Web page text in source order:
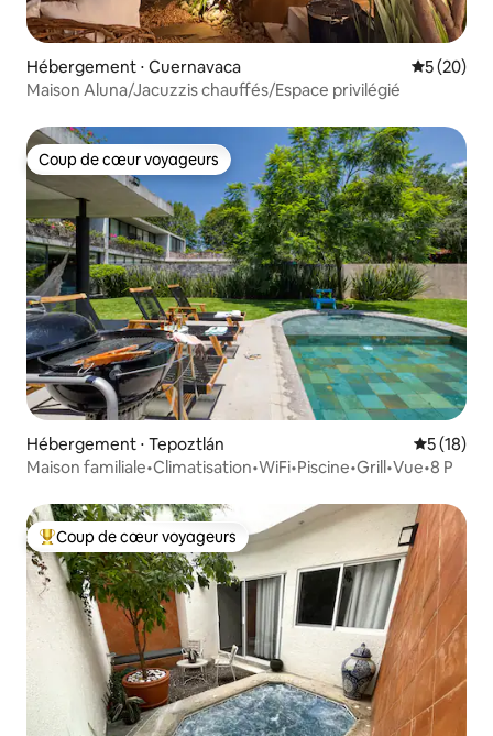
Hébergement ⋅ Cuernavaca
5 (20)
Maison Aluna/Jacuzzis chauffés/Espace privilégié
Coup de cœur voyageurs
Coup de cœur voyageurs
Hébergement ⋅ Tepoztlán
5 (18)
Maison familiale•Climatisation•WiFi•Piscine•Grill•Vue•8 P
Coups de cœur voyageurs les plus appréciés
Coup de cœur voyageurs